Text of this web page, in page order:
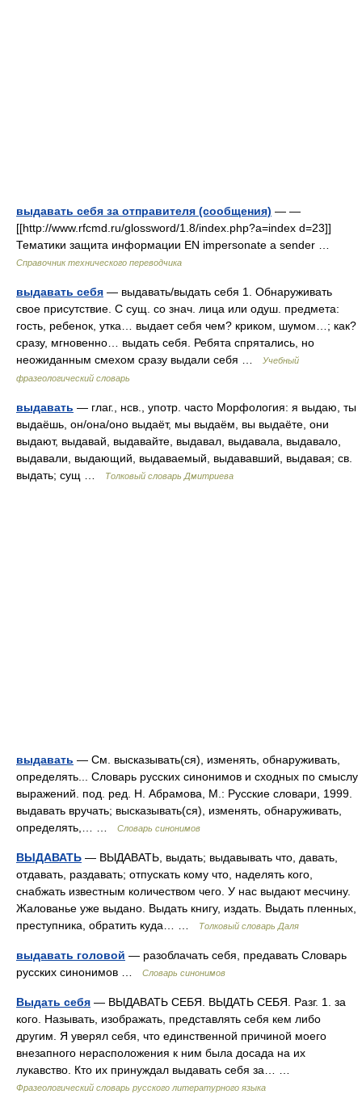
выдавать себя за отправителя (сообщения) — —
[[http://www.rfcmd.ru/glossword/1.8/index.php?a=index d=23]]
Тематики защита информации EN impersonate a sender …
Справочник технического переводчика
выдавать себя — выдавать/выдать себя 1. Обнаруживать
свое присутствие. С сущ. со знач. лица или одуш. предмета:
гость, ребенок, утка… выдает себя чем? криком, шумом…; как?
сразу, мгновенно… выдать себя. Ребята спрятались, но
неожиданным смехом сразу выдали себя …
Учебный
фразеологический словарь
выдавать — глаг., нсв., употр. часто Морфология: я выдаю, ты
выдаёшь, он/она/оно выдаёт, мы выдаём, вы выдаёте, они
выдают, выдавай, выдавайте, выдавал, выдавала, выдавало,
выдавали, выдающий, выдаваемый, выдававший, выдавая; св.
выдать; сущ …
Толковый словарь Дмитриева
выдавать — См. высказывать(ся), изменять, обнаруживать,
определять... Словарь русских синонимов и сходных по смыслу
выражений. под. ред. Н. Абрамова, М.: Русские словари, 1999.
выдавать вручать; высказывать(ся), изменять, обнаруживать,
определять,… …
Словарь синонимов
ВЫДАВАТЬ — ВЫДАВАТЬ, выдать; выдавывать что, давать,
отдавать, раздавать; отпускать кому что, наделять кого,
снабжать известным количеством чего. У нас выдают месчину.
Жалованье уже выдано. Выдать книгу, издать. Выдать пленных,
преступника, обратить куда… …
Толковый словарь Даля
выдавать головой — разоблачать себя, предавать Словарь
русских синонимов …
Словарь синонимов
Выдать себя — ВЫДАВАТЬ СЕБЯ. ВЫДАТЬ СЕБЯ. Разг. 1. за
кого. Называть, изображать, представлять себя кем либо
другим. Я уверял себя, что единственной причиной моего
внезапного нерасположения к ним была досада на их
лукавство. Кто их принуждал выдавать себя за… …
Фразеологический словарь русского литературного языка